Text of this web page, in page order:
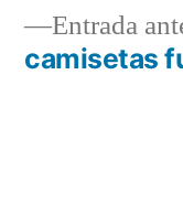
deEntrada
camisetas